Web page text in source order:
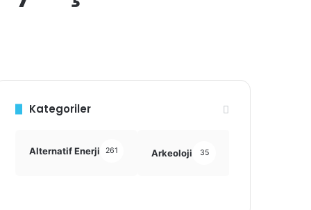
Kategoriler
Alternatif Enerji 261 Arkeoloji 35